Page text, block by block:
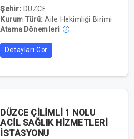
Şehir: DÜZCE
Kurum Türü: Aile Hekimliği Birimi
Atama Dönemleri
Detayları Gör
DÜZCE ÇİLİMLİ 1 NOLU
ACİL SAĞLIK HİZMETLERİ
İSTASYONU